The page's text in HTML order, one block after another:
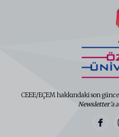
CEEE/EÇEM hakkındaki son
Newsletter'a